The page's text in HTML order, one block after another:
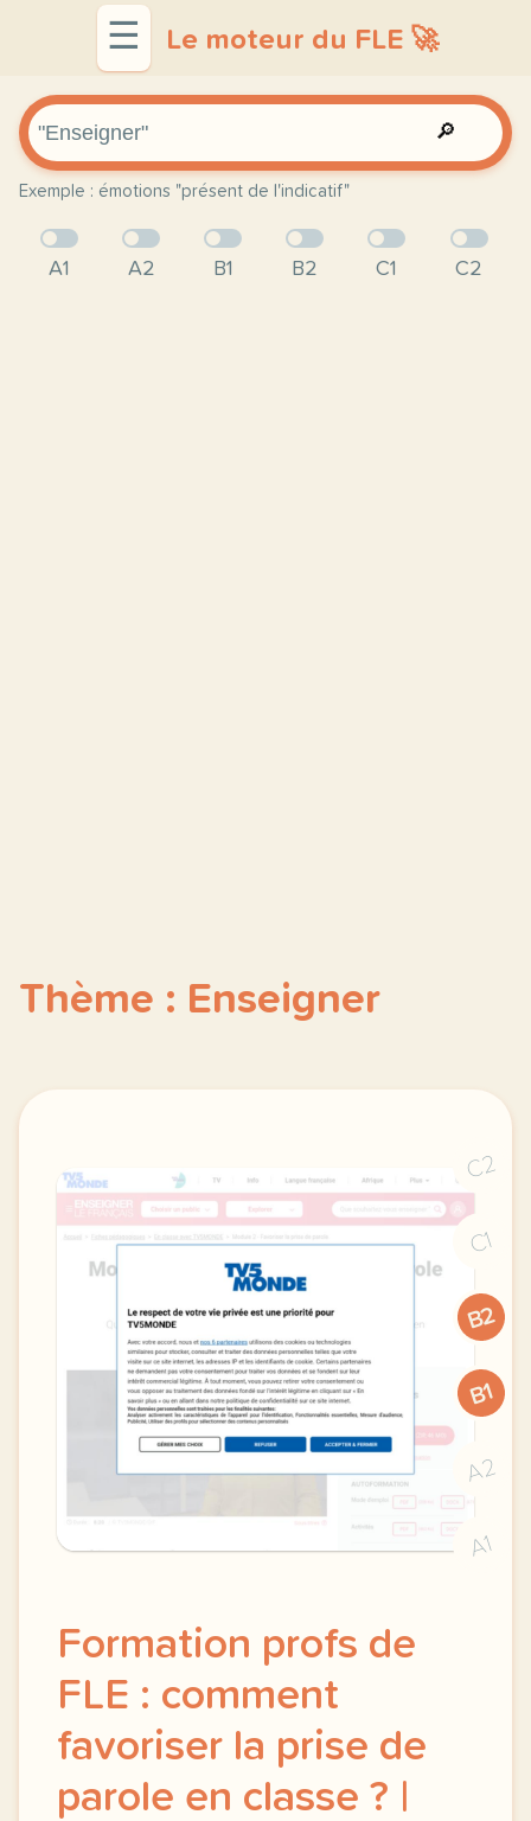
☰ Le moteur du FLE 🚀
🔎
Exemple : émotions "présent de l'indicatif"
A1 A2 B1 B2 C1 C2
Thème : Enseigner
C2
C1
B2
B1
A2
A1
Formation profs de
FLE : comment
favoriser la prise de
parole en classe ? |